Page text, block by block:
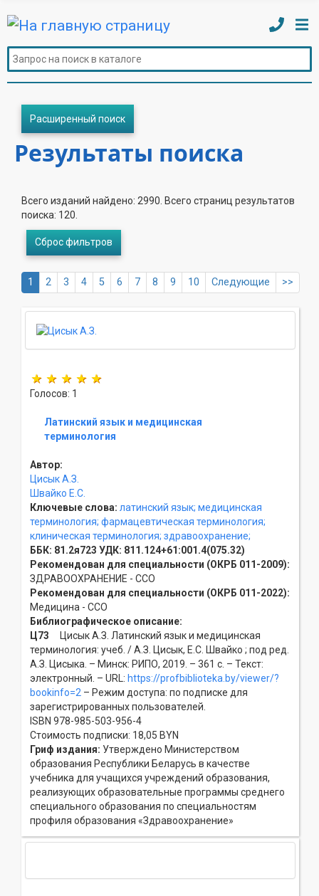
Расширенный поиск
Результаты поиска
Всего изданий найдено: 2990. Всего страниц результатов
поиска: 120.
Сброс фильтров
1 2 3 4 5 6 7 8 9 10 Следующие >>
Голосов: 1
Латинский язык и медицинская
терминология
Автор:
Цисык А.З.
Швайко Е.С.
Ключевые слова: латинский язык; медицинская
терминология; фармацевтическая терминология;
клиническая терминология; здравоохранение;
ББК: 81.2я723 УДК: 811.124+61:001.4(075.32)
Рекомендован для специальности (ОКРБ 011-2009):
ЗДРАВООХРАНЕНИЕ - ССO
Рекомендован для специальности (ОКРБ 011-2022):
Медицина - ССO
Библиографическое описание:
Ц73 Цисык А.З. Латинский язык и медицинская
терминология: учеб. / А.З. Цисык, Е.С. Швайко ; под ред.
А.З. Цисыка. – Минск: РИПО, 2019. – 361 с. – Текст:
электронный. – URL: https://profbiblioteka.by/viewer/?
bookinfo=2 – Режим доступа: по подписке для
зарегистрированных пользователей.
ISBN 978-985-503-956-4
Стоимость подписки: 18,05 BYN
Гриф издания: Утверждено Министерством
образования Республики Беларусь в качестве
учебника для учащихся учреждений образования,
реализующих образовательные программы среднего
специального образования по специальностям
профиля образования «Здравоохранение»